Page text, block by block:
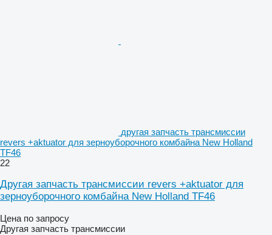
другая запчасть трансмиссии
revers +aktuator для зерноуборочного комбайна New Holland
TF46
22
Другая запчасть трансмиссии revers +aktuator для
зерноуборочного комбайна New Holland TF46
Цена по запросу
Другая запчасть трансмиссии